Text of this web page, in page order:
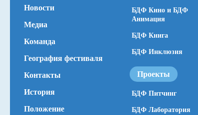
Новости
Медиа
Команда
География фестиваля
Контакты
История
Положение
БДФ Кино и БДФ
Анимация
БДФ Книга
БДФ Инклюзия
Проекты
БДФ Питчинг
БДФ Лаборатория